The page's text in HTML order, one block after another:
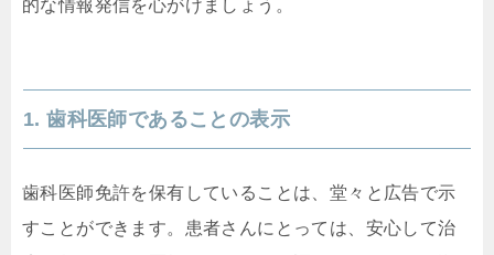
的な情報発信を心がけましょう。
1. 歯科医師であることの表示
歯科医師免許を保有していることは、堂々と広告で示
すことができます。患者さんにとっては、安心して治